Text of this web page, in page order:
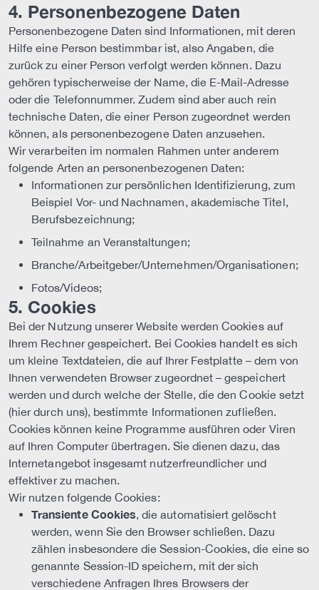
4. Personenbezogene Daten
Personenbezogene Daten sind Informationen, mit deren
Hilfe eine Person bestimmbar ist, also Angaben, die
zurück zu einer Person verfolgt werden können. Dazu
gehören typischerweise der Name, die E-Mail-Adresse
oder die Telefonnummer. Zudem sind aber auch rein
technische Daten, die einer Person zugeordnet werden
können, als personenbezogene Daten anzusehen.
Wir verarbeiten im normalen Rahmen unter anderem
folgende Arten an personenbezogenen Daten:
Informationen zur persönlichen Identifizierung, zum
Beispiel Vor- und Nachnamen, akademische Titel,
Berufsbezeichnung;
Teilnahme an Veranstaltungen;
Branche/Arbeitgeber/Unternehmen/Organisationen;
Fotos/Videos;
5. Cookies
Bei der Nutzung unserer Website werden Cookies auf
Ihrem Rechner gespeichert. Bei Cookies handelt es sich
um kleine Textdateien, die auf Ihrer Festplatte – dem von
Ihnen verwendeten Browser zugeordnet – gespeichert
werden und durch welche der Stelle, die den Cookie setzt
(hier durch uns), bestimmte Informationen zufließen.
Cookies können keine Programme ausführen oder Viren
auf Ihren Computer übertragen. Sie dienen dazu, das
Internetangebot insgesamt nutzerfreundlicher und
effektiver zu machen.
Wir nutzen folgende Cookies:
Transiente Cookies, die automatisiert gelöscht
werden, wenn Sie den Browser schließen. Dazu
zählen insbesondere die Session-Cookies, die eine so
genannte Session-ID speichern, mit der sich
verschiedene Anfragen Ihres Browsers der